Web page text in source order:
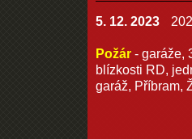
5. 12. 2023
Požár- garáže,
blízkosti RD,
garáž, Příbram,